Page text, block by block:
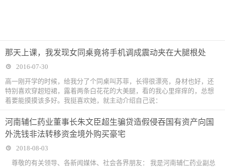
那天上课，我发现女同桌竟将手机调成震动夹在大腿根处
2016-07-30
高一刚开学的时候，给我分了个同桌叫苏菲，长得很漂亮，身材也好，还
特别喜欢穿超短裙，露着两条白花花的大美腿，看的我心里痒痒的，总想
着要能摸摸该多好。我挺喜欢她，就主动介绍自己说：
河南辅仁药业董事长朱文臣超生骗贷造假侵吞国有资产向国
外洗钱非法转移资金境外购买豪宅
2018-08-03
尊敬的有关领导、各新闻媒体、社会各界朋友： 我是河南辅仁药业副总